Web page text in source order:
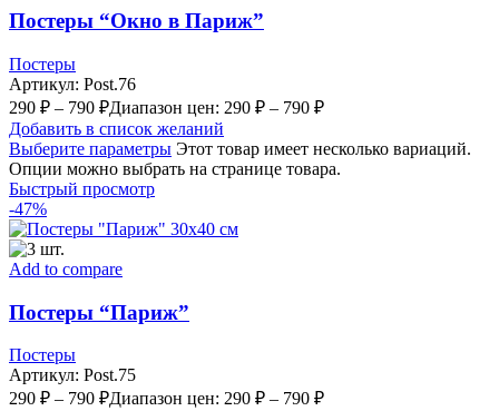
Постеры “Окно в Париж”
Постеры
Артикул: Post.76
290 ₽ – 790 ₽Диапазон цен: 290 ₽ – 790 ₽
Добавить в список желаний
Выберите параметры Этот товар имеет несколько вариаций.
Опции можно выбрать на странице товара.
Быстрый просмотр
-47%
Add to compare
Постеры “Париж”
Постеры
Артикул: Post.75
290 ₽ – 790 ₽Диапазон цен: 290 ₽ – 790 ₽